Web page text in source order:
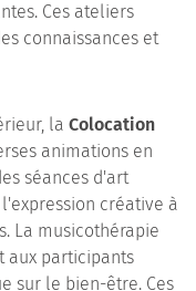
Ces ateliers
connaissances et
la Colocation
animations en
séances d'art
créative à
La musicothérapie
aux participants
sur le bien-être. Ces